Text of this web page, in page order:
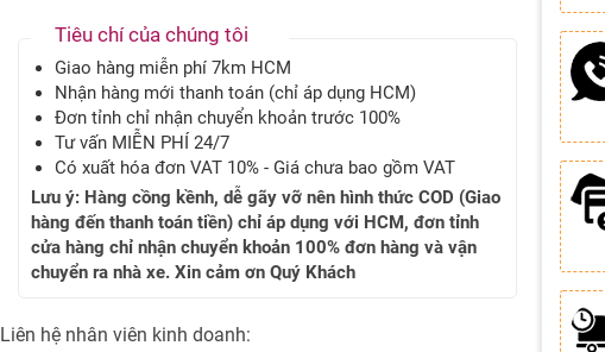
Tiêu chí của chúng tôi
Giao hàng miễn phí 7km HCM
Nhận hàng mới thanh toán (chỉ áp dụng HCM)
Đơn tỉnh chỉ nhận chuyển khoản trước 100%
Tư vấn MIỄN PHÍ 24/7
Có xuất hóa đơn VAT 10% - Giá chưa bao gồm VAT
Lưu ý: Hàng cồng kềnh, dễ gãy vỡ nên hình thức COD (Giao
hàng đến thanh toán tiền) chỉ áp dụng với HCM, đơn tỉnh
cửa hàng chỉ nhận chuyển khoản 100% đơn hàng và vận
chuyển ra nhà xe. Xin cảm ơn Quý Khách
Liên hệ nhân viên kinh doanh: